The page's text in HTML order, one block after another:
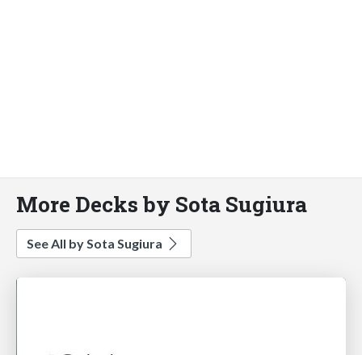
More Decks by Sota Sugiura
See All by Sota Sugiura